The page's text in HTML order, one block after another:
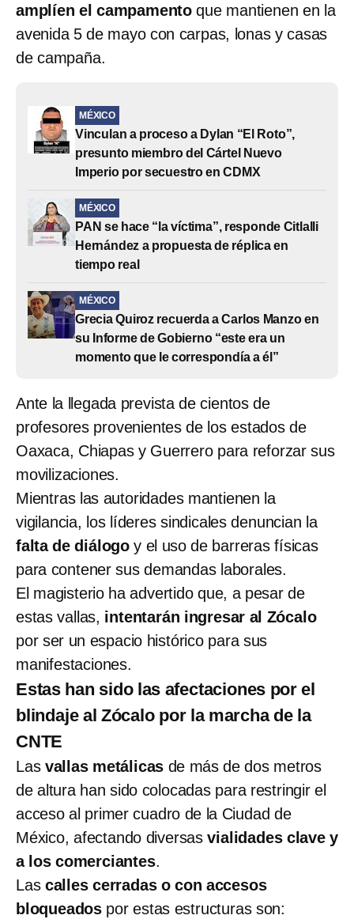
amplíen el campamentoque mantienen en la
avenida 5 de mayo con carpas, lonas y casas
de campaña.
MÉXICO
Vinculan a proceso a Dylan “El Roto”,
presunto miembro del Cártel Nuevo
Imperio por secuestro en CDMX
MÉXICO
PAN se hace “la víctima”, responde Citlalli
Hernández a propuesta de réplica en
tiempo real
MÉXICO
Grecia Quiroz recuerda a Carlos Manzo en
su Informe de Gobierno “este era un
momento que le correspondía a él”
Ante la llegada prevista de cientos de
profesores provenientes de los estados de
Oaxaca, Chiapas y Guerrero para reforzar sus
movilizaciones.
Mientras las autoridades mantienen la
vigilancia, los líderes sindicales denuncian la
falta de diálogoy el uso de barreras físicas
para contener sus demandas laborales.
El magisterio ha advertido que, a pesar de
estas vallas, intentarán ingresar al Zócalo
por ser un espacio histórico para sus
manifestaciones.
Estas han sido las afectaciones por el
blindaje al Zócalo por la marcha de la
CNTE
Lasvallas metálicas de más de dos metros
de altura han sido colocadas para restringir el
acceso al primer cuadro de la Ciudad de
México, afectando diversasvialidades clave y
a los comerciantes.
Las calles cerradas o con accesos
bloqueados por estas estructuras son: